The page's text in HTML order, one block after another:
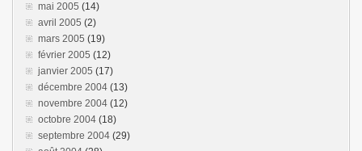
mai 2005 (14)
avril 2005 (2)
mars 2005 (19)
février 2005 (12)
janvier 2005 (17)
décembre 2004 (13)
novembre 2004 (12)
octobre 2004 (18)
septembre 2004 (29)